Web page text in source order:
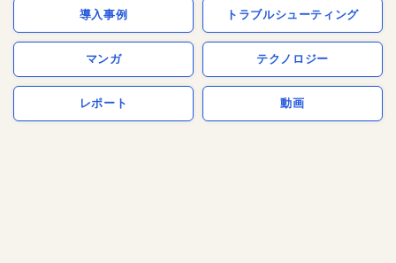
導入事例 トラブルシューティング
マンガ テクノロジー
レポート 動画